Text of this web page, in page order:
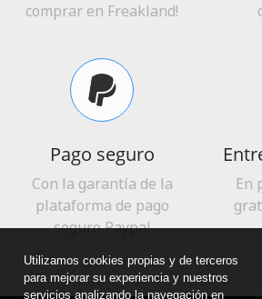
Utilizamos cookies propias y de terceros
para mejorar su experiencia y nuestros
servicios analizando la navegación en
comprar en Freakland!
Pago seguro
Con la garantía de la
plataforma de pago
seguro Paypal
En